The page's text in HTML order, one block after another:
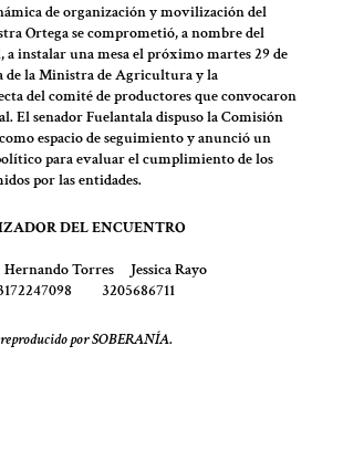
de organización y movilización del
Ortega se comprometió, a nombre del
a instalar una mesa el próximo martes 29 de
de la Ministra de Agricultura y la
del comité de productores que convocaron
El senador Fuelantala dispuso la Comisión
espacio de seguimiento y anunció un
para evaluar el cumplimiento de los
por las entidades.
DEL ENCUENTRO
Torres Jessica Rayo
3205686711
por SOBERANÍA.
nuestras publicaciones en su WhatsApp